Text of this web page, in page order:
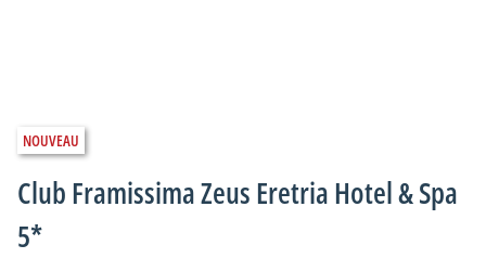
Club Framissima Zeus Eretria Hotel & Spa
5*